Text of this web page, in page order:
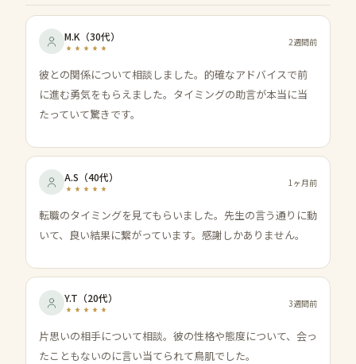
M.K （30代） 2週間前
彼との関係について相談しました。的確なアドバイスで前
に進む勇気をもらえました。タイミングの助言が本当に当
たっていて驚きです。
A.S （40代） 1ヶ月前
転職のタイミングを見てもらいました。先生の言う通りに動
いて、良い結果に繋がっています。感謝しかありません。
Y.T （20代） 3週間前
片思いの相手について相談。彼の性格や態度について、会っ
たこともないのに言い当てられて鳥肌でした。